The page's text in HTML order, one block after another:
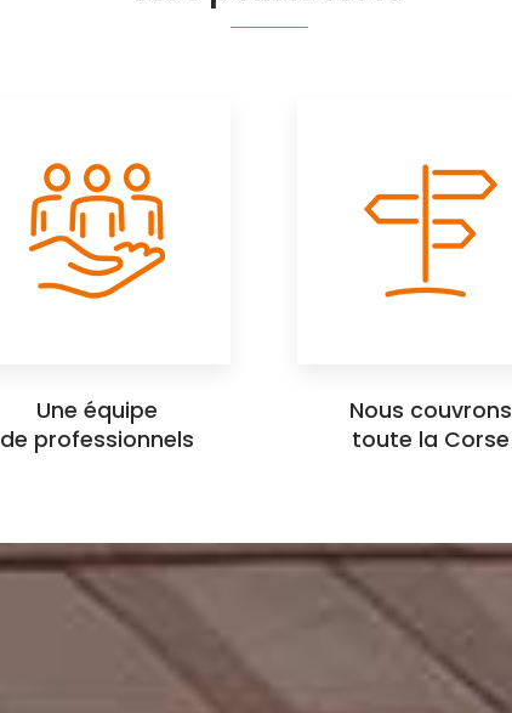
Une équipe
de professionnels
Nous couvrons
toute la Corse